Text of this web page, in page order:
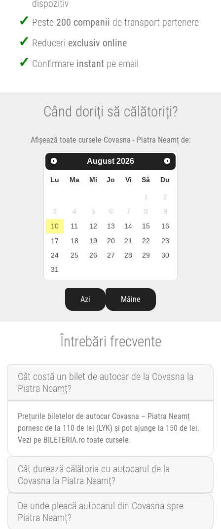
dispozitiv
Peste 200 companii de transport partenere
Reduceri exclusiv online
Confirmare instant pe email
Când doriți să călătoriți?
Afișează toate cursele Covasna - Piatra Neamț de:
August 2026
Lu Ma Mi Jo Vi Sâ Du
1
2
3
4 5 6 7 8
9
10
11 12 13 14 15
16
17
18 19 20 21 22
23
24
25 26 27 28 29
30
31
Azi Mâine
Întrebări frecvente
Cât costă un bilet de autocar de la Covasna la
Piatra Neamț?
Prețurile biletelor de autocar Covasna – Piatra Neamț
pornesc de la 110 de lei (LYK) și pot ajunge la 150 de lei.
Vezi pe BILETERIA.ro toate cursele.
Cât durează călătoria cu autocarul de la
Covasna la Piatra Neamț?
De unde pleacă autocarul din Covasna spre
Piatra Neamț?